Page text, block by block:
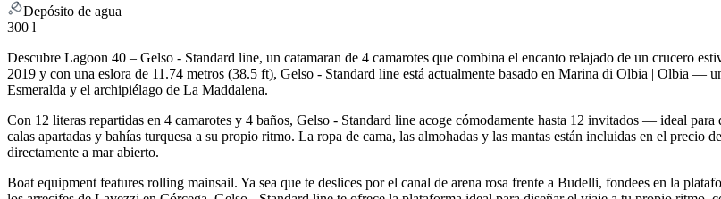
Depósito de agua
300 l
Descubre Lagoon 40 – Gelso - Standard line, un catamaran de 4 camarotes que combina el encanto relajado de un crucero
2019 y con una eslora de 11.74 metros (38.5 ft), Gelso - Standard line está actualmente basado en Marina di Olbia | Olbia —
Esmeralda y el archipiélago de La Maddalena.
Con 12 literas repartidas en 4 camarotes y 4 baños, Gelso - Standard line acoge cómodamente hasta 12 invitados — ideal
calas apartadas y bahías turquesa a su propio ritmo. La ropa de cama, las almohadas y las mantas están incluidas en el
directamente a mar abierto.
Boat equipment features rolling mainsail. Ya sea que te deslices por el canal de arena rosa frente a Budelli, fondees en la